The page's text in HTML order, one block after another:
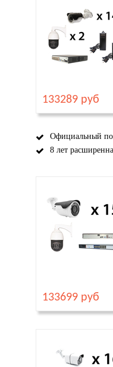
133289 руб
Официальный
8 лет
133699 руб